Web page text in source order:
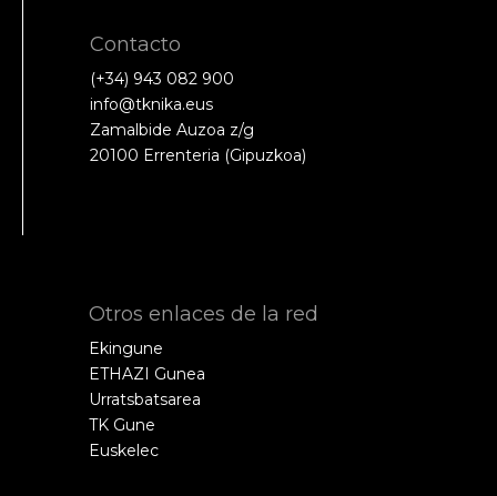
Contacto
(+34) 943 082 900
info@tknika.eus
Zamalbide Auzoa z/g
20100 Errenteria (Gipuzkoa)
Otros enlaces de la red
Ekingune
ETHAZI Gunea
Urratsbatsarea
TK Gune
Euskelec